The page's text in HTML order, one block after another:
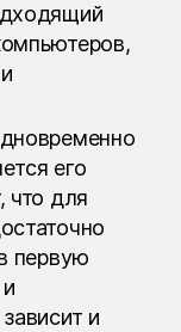
его
что для
первую
и